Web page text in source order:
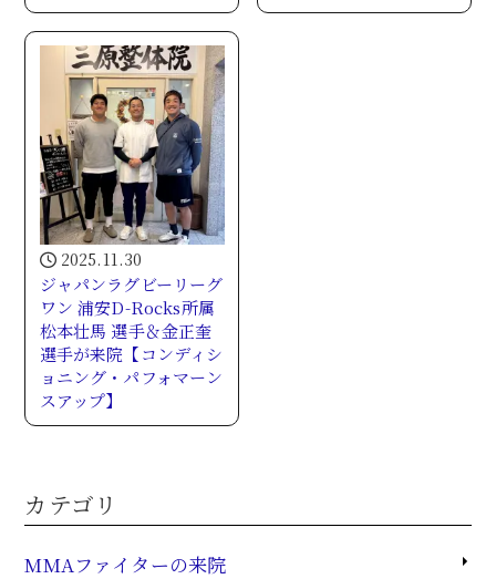
2025.11.30
ジャパンラグビーリーグ
ワン 浦安D-Rocks所属
松本壮馬 選手＆金正奎
選手が来院【コンディシ
ョニング・パフォマーン
スアップ】
カテゴリ
MMAファイターの来院